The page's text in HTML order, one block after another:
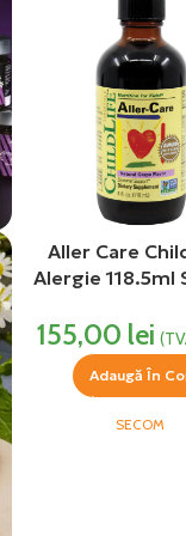
Aller Care
Alergie 118.5ml
155,00 lei
Adaugă În
SECOM